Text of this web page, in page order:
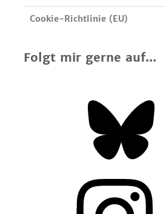
Cookie-Richtlinie (EU)
Folgt mir gerne auf...